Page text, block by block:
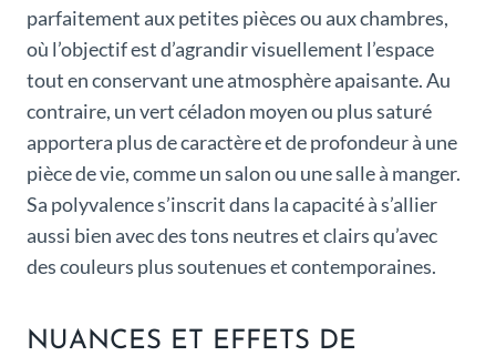
parfaitement aux petites pièces ou aux chambres,
où l’objectif est d’agrandir visuellement l’espace
tout en conservant une atmosphère apaisante. Au
contraire, un vert céladon moyen ou plus saturé
apportera plus de caractère et de profondeur à une
pièce de vie, comme un salon ou une salle à manger.
Sa polyvalence s’inscrit dans la capacité à s’allier
aussi bien avec des tons neutres et clairs qu’avec
des couleurs plus soutenues et contemporaines.
NUANCES ET EFFETS DE